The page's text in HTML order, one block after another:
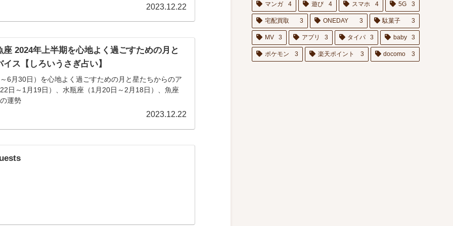
2023.12.22
2024年上半期を心地よく過ごすための月と
ス【しろいうさぎ占い】
6月30日）を心地よく過ごすための月と星たちからのア
運勢
2023.12.22
マンガ 4 遊び 4 スマホ 4 5G 3
宅配買取 3 ONEDAY 3 駄菓子 3
MV 3 アプリ 3 タイパ 3 baby 3
ポケモン 3 楽天ポイント 3 docomo 3